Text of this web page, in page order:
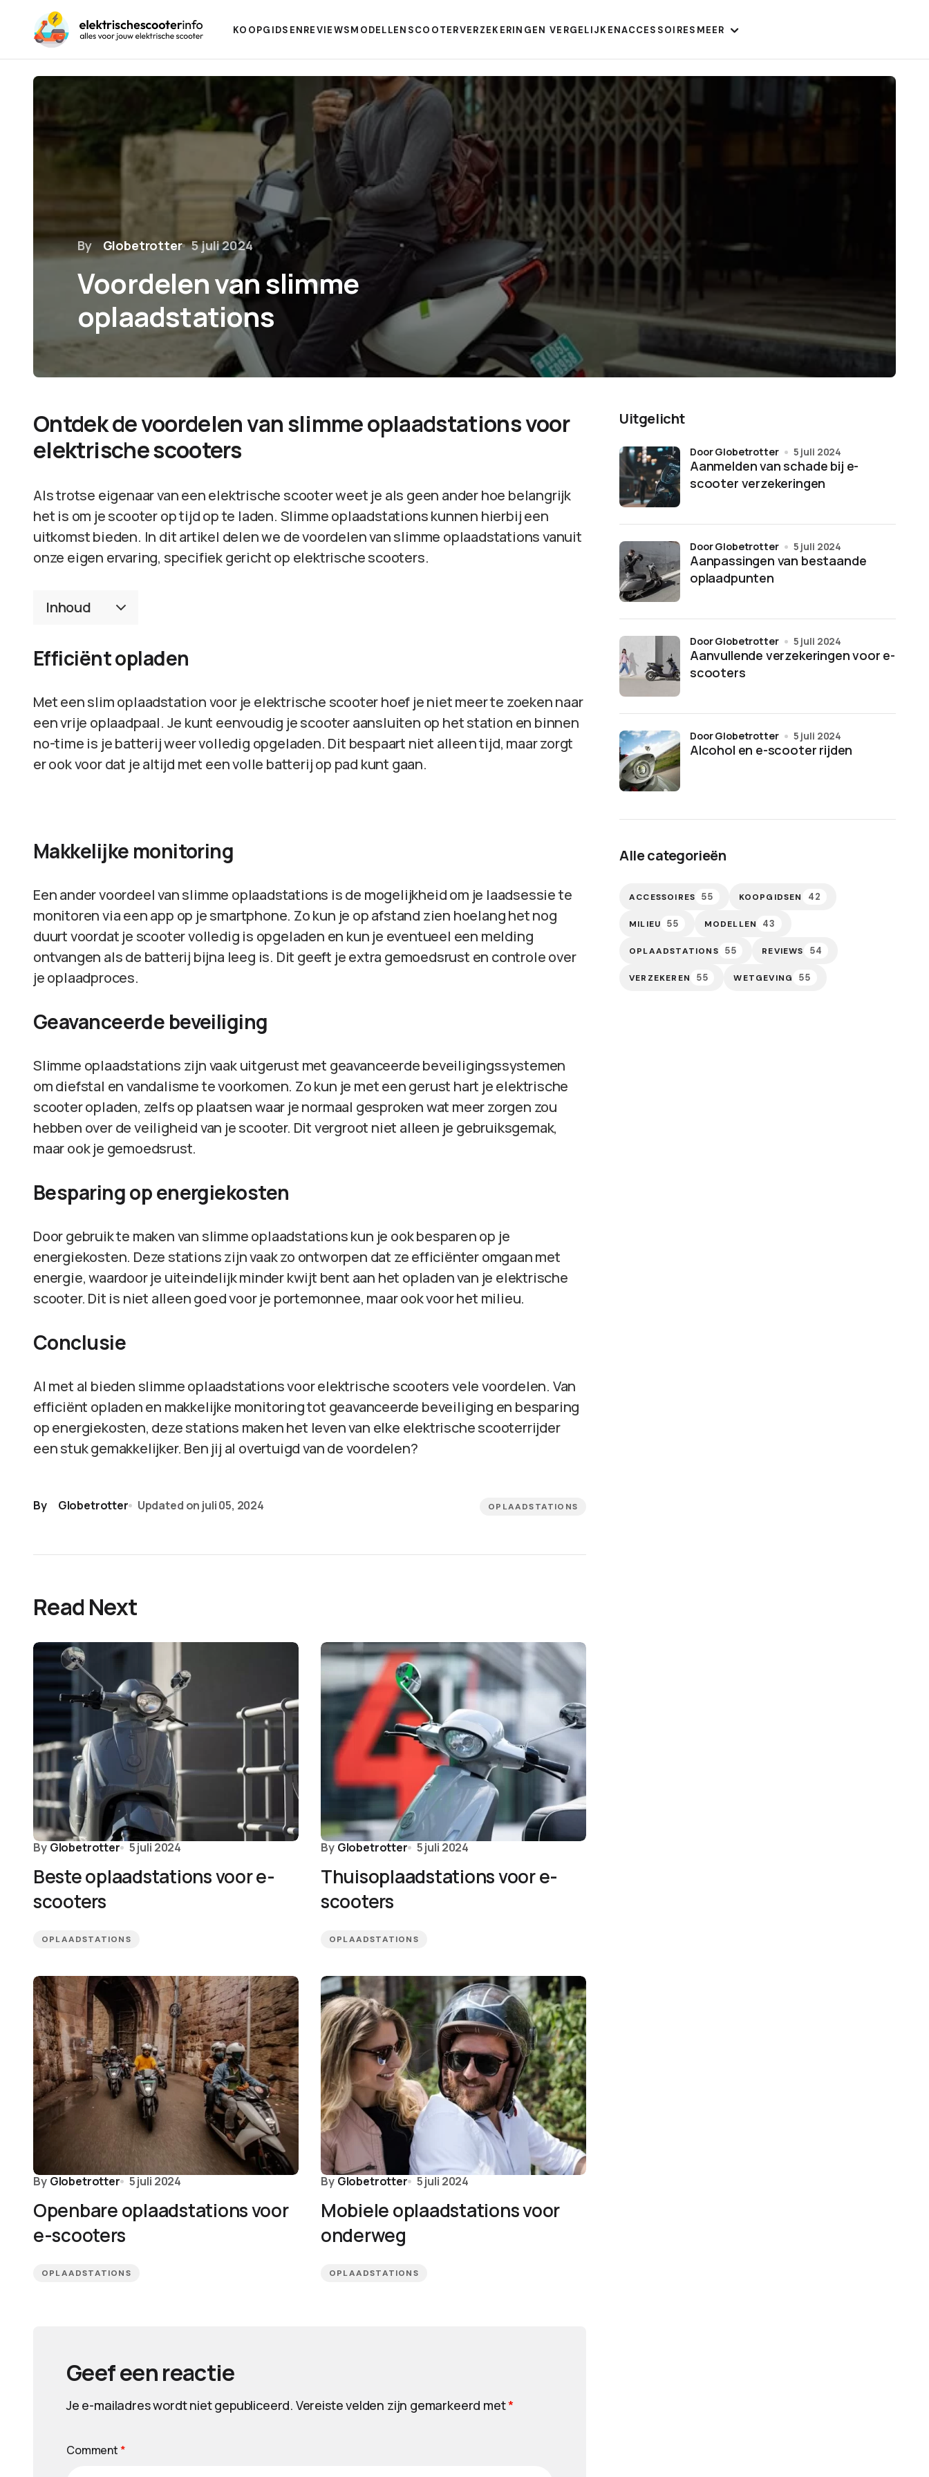
KOOPGIDSENREVIEWSMODELLEN SCOOTERVERZEKERINGEN VERGELIJKENACCESSOIRES MEER
By Globetrotter 5 juli 2024
Voordelen van slimme
oplaadstations
Ontdek de voordelen van slimme oplaadstations voor
elektrische scooters
Als trotse eigenaar van een elektrische scooter weet je als geen ander hoe belangrijk
het is om je scooter op tijd op te laden. Slimme oplaadstations kunnen hierbij een
uitkomst bieden. In dit artikel delen we de voordelen van slimme oplaadstations vanuit
onze eigen ervaring, specifiek gericht op elektrische scooters.
Inhoud
Efficiënt opladen
Met een slim oplaadstation voor je elektrische scooter hoef je niet meer te zoeken naar
een vrije oplaadpaal. Je kunt eenvoudig je scooter aansluiten op het station en binnen
no-time is je batterij weer volledig opgeladen. Dit bespaart niet alleen tijd, maar zorgt
er ook voor dat je altijd met een volle batterij op pad kunt gaan.
Makkelijke monitoring
Een ander voordeel van slimme oplaadstations is de mogelijkheid om je laadsessie te
monitoren via een app op je smartphone. Zo kun je op afstand zien hoelang het nog
duurt voordat je scooter volledig is opgeladen en kun je eventueel een melding
ontvangen als de batterij bijna leeg is. Dit geeft je extra gemoedsrust en controle over
je oplaadproces.
Geavanceerde beveiliging
Slimme oplaadstations zijn vaak uitgerust met geavanceerde beveiligingssystemen
om diefstal en vandalisme te voorkomen. Zo kun je met een gerust hart je elektrische
scooter opladen, zelfs op plaatsen waar je normaal gesproken wat meer zorgen zou
hebben over de veiligheid van je scooter. Dit vergroot niet alleen je gebruiksgemak,
maar ook je gemoedsrust.
Besparing op energiekosten
Door gebruik te maken van slimme oplaadstations kun je ook besparen op je
energiekosten. Deze stations zijn vaak zo ontworpen dat ze efficiënter omgaan met
energie, waardoor je uiteindelijk minder kwijt bent aan het opladen van je elektrische
scooter. Dit is niet alleen goed voor je portemonnee, maar ook voor het milieu.
Conclusie
Al met al bieden slimme oplaadstations voor elektrische scooters vele voordelen. Van
efficiënt opladen en makkelijke monitoring tot geavanceerde beveiliging en besparing
op energiekosten, deze stations maken het leven van elke elektrische scooterrijder
een stuk gemakkelijker. Ben jij al overtuigd van de voordelen?
By Globetrotter Updated on juli 05, 2024 OPLAADSTATIONS
Read Next
By Globetrotter 5 juli 2024
Beste oplaadstations voor e-
scooters
OPLAADSTATIONS
By Globetrotter 5 juli 2024
Thuisoplaadstations voor e-
scooters
OPLAADSTATIONS
By Globetrotter 5 juli 2024
Openbare oplaadstations voor
e-scooters
OPLAADSTATIONS
By Globetrotter 5 juli 2024
Mobiele oplaadstations voor
onderweg
OPLAADSTATIONS
Geef een reactie
Je e-mailadres wordt niet gepubliceerd. Vereiste velden zijn gemarkeerd met*
Comment *
Uitgelicht
Aanmelden van schade bij e-
scooter verzekeringen
door Globetrotter 5 juli 2024
Aanpassingen van bestaande
oplaadpunten
door Globetrotter 5 juli 2024
Aanvullende verzekeringen voor e-
scooters
door Globetrotter 5 juli 2024
Alcohol en e-scooter rijden
door Globetrotter 5 juli 2024
Alle categorieën
ACCESSOIRES 55 KOOPGIDSEN 42
MILIEU 55 MODELLEN 43
OPLAADSTATIONS 55 REVIEWS 54
VERZEKEREN 55 WETGEVING 55